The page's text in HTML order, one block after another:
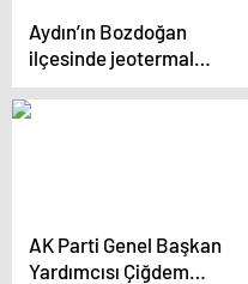
Aydın’ın Bozdoğan
ilçesinde jeotermal
santrale karşı köylüler
mücadele ediyor
AK Parti Genel Başkan
Yardımcısı Çiğdem